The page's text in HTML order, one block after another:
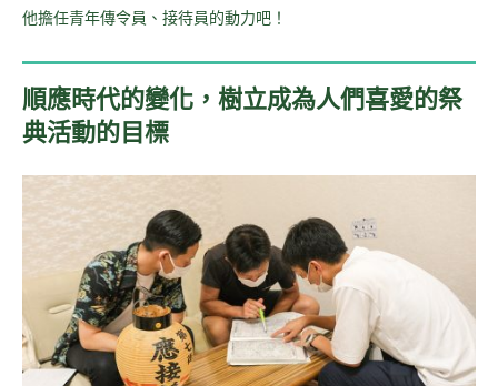
他擔任青年傳令員、接待員的動力吧！
順應時代的變化，樹立成為人們喜愛的祭
典活動的目標